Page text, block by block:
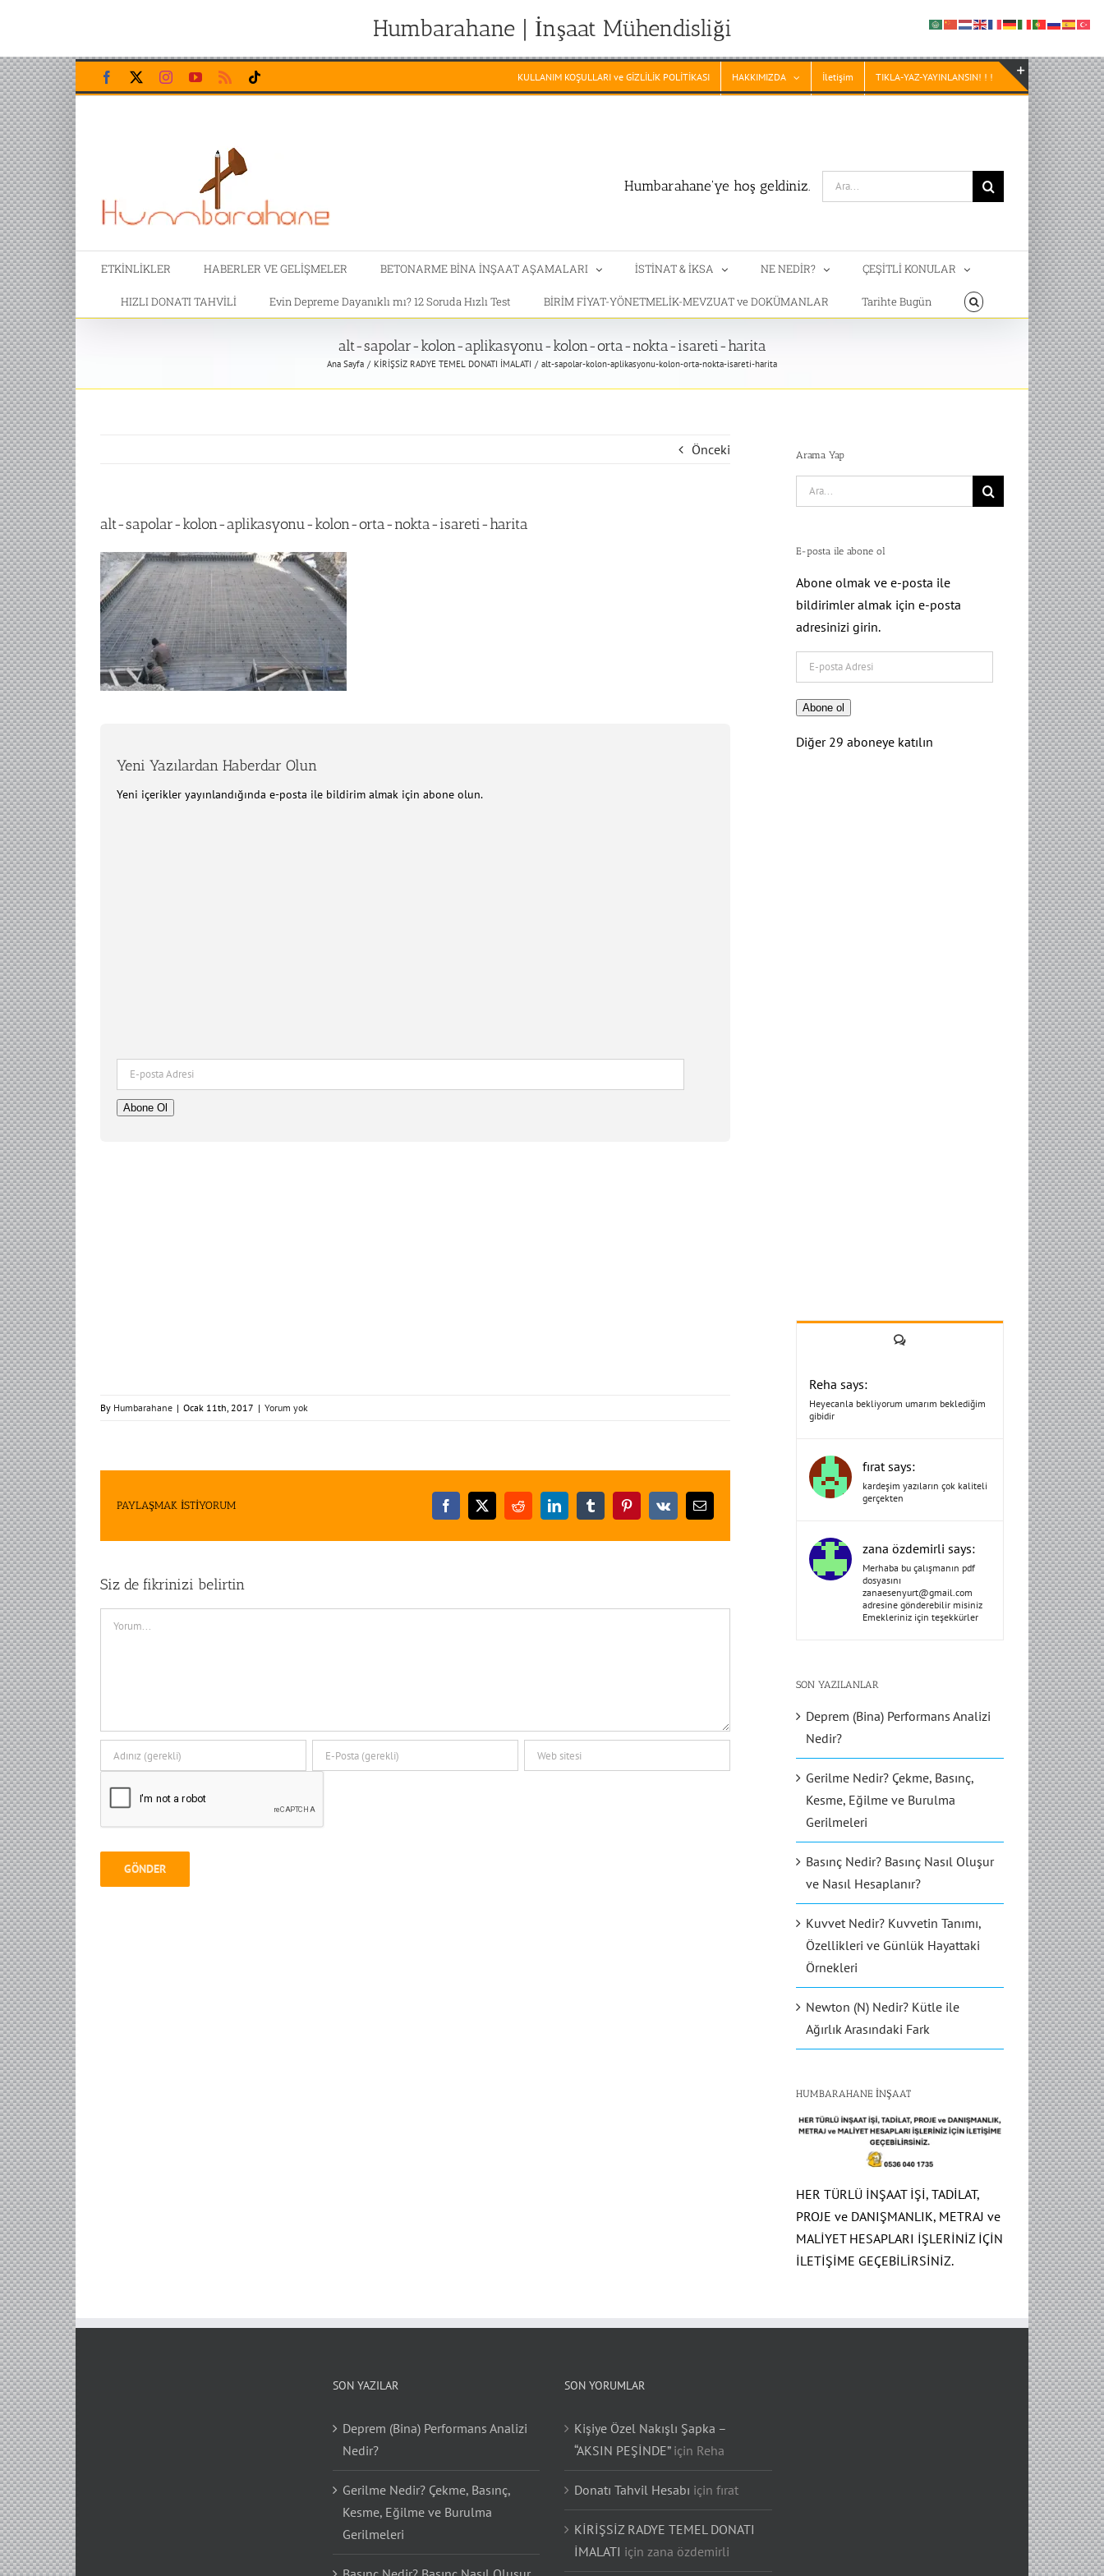
Humbarahane | İnşaat Mühendisliği
Skip
to
content
Facebook InstagramYouTubeRss KULLANIM KOŞULLARI ve GİZLİLİK POLİTİKASI HAKKIMIZDA İletişim TIKLA-YAZ-YAYINLANSIN! ! !
Humbarahane'ye hoş geldiniz.
Search
for:
ETKİNLİKLER HABERLER VE GELİŞMELER BETONARME BİNA İNŞAAT AŞAMALARI İSTİNAT & İKSA NE NEDİR? ÇEŞİTLİ KONULAR
HIZLI DONATI TAHVİLİ Evin Depreme Dayanıklı mı? 12 Soruda Hızlı Test BİRİM FİYAT-YÖNETMELİK-MEVZUAT ve DOKÜMANLAR Tarihte Bugün
alt-sapolar-kolon-aplikasyonu-kolon-orta-nokta-isareti-harita
Ana Sayfa KİRİŞSİZ RADYE TEMEL DONATI İMALATI alt-sapolar-kolon-aplikasyonu-kolon-orta-nokta-isareti-harita
Önceki
alt-sapolar-kolon-aplikasyonu-kolon-orta-nokta-isareti-harita
Yeni Yazılardan Haberdar Olun
Yeni içerikler yayınlandığında e-posta ile bildirim almak için abone olun.
Adresi
Abone Ol
By Humbarahane | Ocak 11th, 2017 | Yorum yok
PAYLAŞMAK İSTİYORUM Facebook
X RedditLinkedInTumblrPinterest
Vk
E-
posta
Siz de fikrinizi belirtin
Comment
Arama Yap
Search
for:
E-posta ile abone ol
Abone olmak ve e-posta ile
bildirimler almak için e-posta
adresinizi girin.
posta
Adresi
Abone ol
Diğer 29 aboneye katılın
Yorum
Reha says:
Heyecanla bekliyorum umarım beklediğim
gibidir
fırat says:
kardeşim yazıların çok kaliteli
gerçekten
zana özdemirli says:
Merhaba bu çalışmanın pdf
dosyasını
zanaesenyurt@gmail.com
adresine gönderebilir misiniz
Emekleriniz için teşekkürler
SON YAZILANLAR
Deprem (Bina) Performans Analizi
Nedir?
Gerilme Nedir? Çekme, Basınç,
Kesme, Eğilme ve Burulma
Gerilmeleri
Basınç Nedir? Basınç Nasıl Oluşur
ve Nasıl Hesaplanır?
Kuvvet Nedir? Kuvvetin Tanımı,
Özellikleri ve Günlük Hayattaki
Örnekleri
Newton (N) Nedir? Kütle ile
Ağırlık Arasındaki Fark
HUMBARAHANE İNŞAAT
HER TÜRLÜ İNŞAAT İŞİ, TADİLAT,
PROJE ve DANIŞMANLIK, METRAJ ve
MALİYET HESAPLARI İŞLERİNİZ İÇİN
İLETİŞİME GEÇEBİLİRSİNİZ.
SON YAZILAR
Deprem (Bina) Performans Analizi
Nedir?
Gerilme Nedir? Çekme, Basınç,
Kesme, Eğilme ve Burulma
Gerilmeleri
SON YORUMLAR
Kişiye Özel Nakışlı Şapka –
“AKSIN PEŞİNDE”için Reha
Donatı Tahvil Hesabı için fırat
KİRİŞSİZ RADYE TEMEL DONATI
İMALATI için zana özdemirli
Toggle
Sliding
Bar
Area